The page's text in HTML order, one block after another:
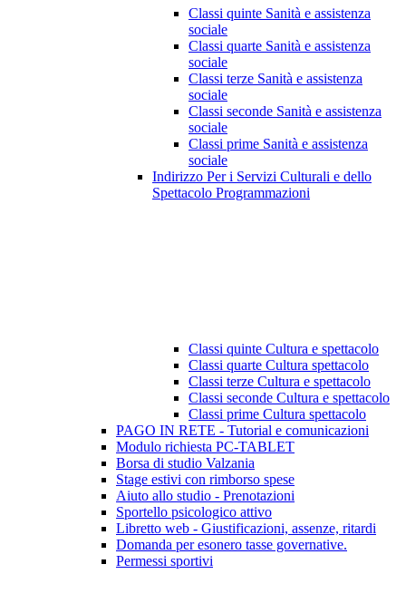
Classi quinte Sanità e assistenza
sociale
Classi quarte Sanità e assistenza
sociale
Classi terze Sanità e assistenza
sociale
Classi seconde Sanità e assistenza
sociale
Classi prime Sanità e assistenza
sociale
Indirizzo Per i Servizi Culturali e dello
Spettacolo Programmazioni
Classi quinte Cultura e spettacolo
Classi quarte Cultura spettacolo
Classi terze Cultura e spettacolo
Classi seconde Cultura e spettacolo
Classi prime Cultura spettacolo
PAGO IN RETE - Tutorial e comunicazioni
Modulo richiesta PC-TABLET
Borsa di studio Valzania
Stage estivi con rimborso spese
Aiuto allo studio - Prenotazioni
Sportello psicologico attivo
Libretto web - Giustificazioni, assenze, ritardi
Domanda per esonero tasse governative.
Permessi sportivi